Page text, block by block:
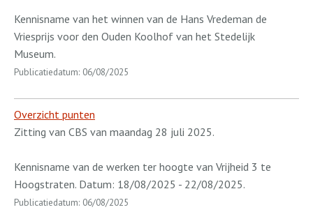
Kennisname van het winnen van de Hans Vredeman de
Vriesprijs voor den Ouden Koolhof van het Stedelijk
Museum.
Publicatiedatum: 06/08/2025
Overzicht punten
Zitting van CBS van maandag 28 juli 2025.
Kennisname van de werken ter hoogte van Vrijheid 3 te
Hoogstraten. Datum: 18/08/2025 - 22/08/2025.
Publicatiedatum: 06/08/2025